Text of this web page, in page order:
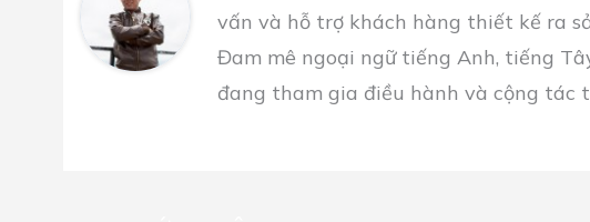
vấn và hỗ trợ khách hàng thiết kế ra
Đam mê ngoại ngữ tiếng Anh, tiếng
đang tham gia điều hành và cộng tác